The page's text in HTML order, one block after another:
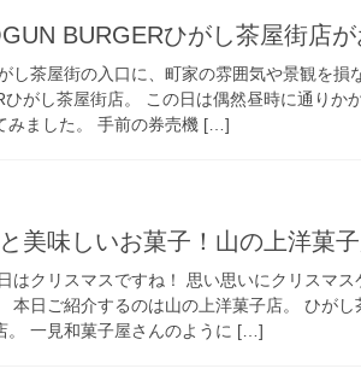
BURGERひがし茶屋街店が
し茶屋街の入口に、町家の雰囲気や景観を損
がし茶屋街店。 この日は偶然昼時に通りか
みました。 手前の券売機 […]
美味しいお菓子！山の上洋菓
はクリスマスですね！ 思い思いにクリスマス
本日ご紹介するのは山の上洋菓子店。 ひがし
。 一見和菓子屋さんのように […]